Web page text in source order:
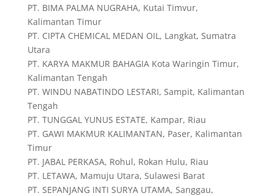
PT. BIMA PALMA NUGRAHA, Kutai Timvur,
Kalimantan Timur
PT. CIPTA CHEMICAL MEDAN OIL, Langkat, Sumatra
Utara
PT. KARYA MAKMUR BAHAGIA Kota Waringin Timur,
Kalimantan Tengah
PT. WINDU NABATINDO LESTARI, Sampit, Kalimantan
Tengah
PT. TUNGGAL YUNUS ESTATE, Kampar, Riau
PT. GAWI MAKMUR KALIMANTAN, Paser, Kalimantan
Timur
PT. JABAL PERKASA, Rohul, Rokan Hulu, Riau
PT. LETAWA, Mamuju Utara, Sulawesi Barat
PT. SEPANJANG INTI SURYA UTAMA, Sanggau,